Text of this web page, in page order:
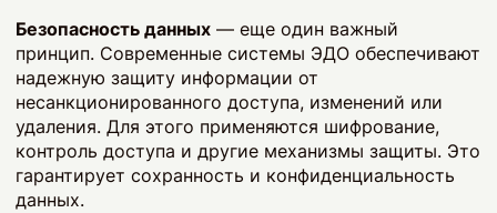
Безопасность данных — еще один важный
принцип. Современные системы ЭДО обеспечивают
надежную защиту информации от
несанкционированного доступа, изменений или
удаления. Для этого применяются шифрование,
контроль доступа и другие механизмы защиты. Это
гарантирует сохранность и конфиденциальность
данных.